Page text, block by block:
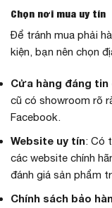
Chọn nơi mua uy tín
Để tránh mua phải
kiện, bạn nên chọn
Cửa hàng đáng tin
cũ có showroom rõ
Facebook.
Website uy tín: Có
các website chính
đánh giá sản phẩm
Chính sách bảo